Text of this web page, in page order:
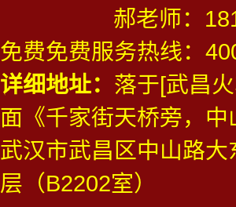
郝老师：
免费免费服务热线：
详细地址： 落于[武昌
面《千家街天桥旁，
武汉市武昌区中山路
层（B2202室）